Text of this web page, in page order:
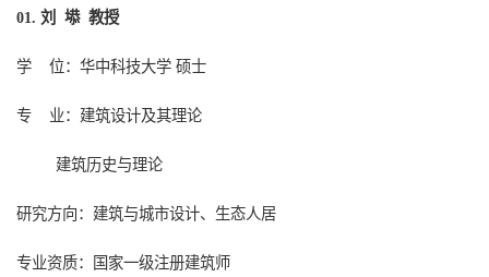
01. 刘 塨 教授
学 位：华中科技大学 硕士
专 业：建筑设计及其理论
建筑历史与理论
研究方向：建筑与城市设计、生态人居
专业资质：国家一级注册建筑师